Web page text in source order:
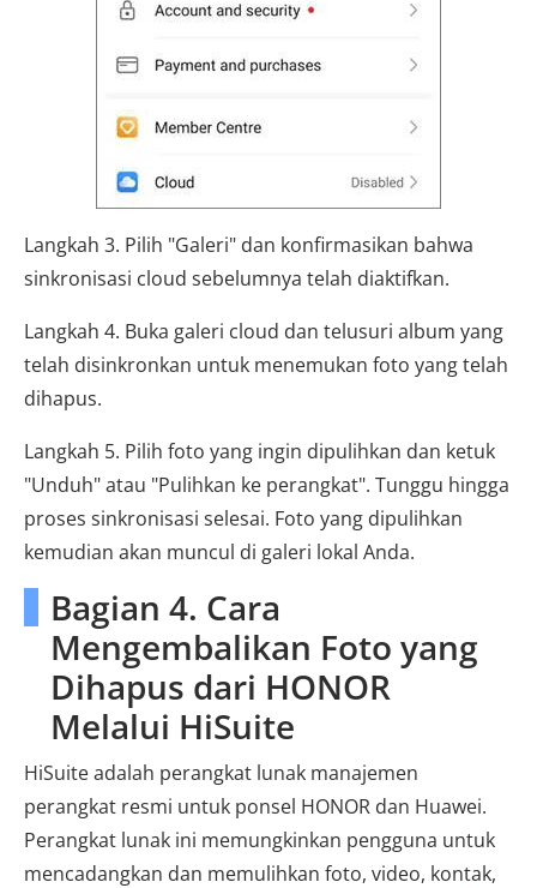
Langkah 3. Pilih "Galeri" dan konfirmasikan bahwa
sinkronisasi cloud sebelumnya telah diaktifkan.
Langkah 4. Buka galeri cloud dan telusuri album yang
telah disinkronkan untuk menemukan foto yang telah
dihapus.
Langkah 5. Pilih foto yang ingin dipulihkan dan ketuk
"Unduh" atau "Pulihkan ke perangkat". Tunggu hingga
proses sinkronisasi selesai. Foto yang dipulihkan
kemudian akan muncul di galeri lokal Anda.
Bagian 4. Cara
Mengembalikan Foto yang
Dihapus dari HONOR
Melalui HiSuite
HiSuite adalah perangkat lunak manajemen
perangkat resmi untuk ponsel HONOR dan Huawei.
Perangkat lunak ini memungkinkan pengguna untuk
mencadangkan dan memulihkan foto, video, kontak,